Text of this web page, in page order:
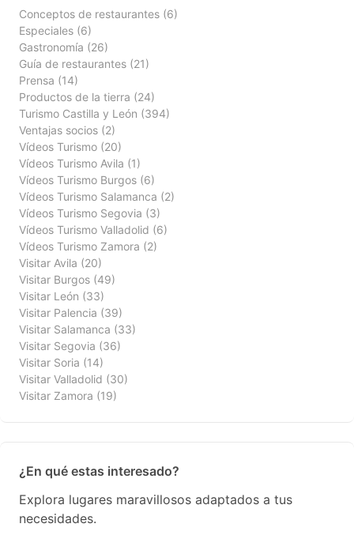
Conceptos de restaurantes (6)
Especiales (6)
Gastronomía (26)
Guía de restaurantes (21)
Prensa (14)
Productos de la tierra (24)
Turismo Castilla y León (394)
Ventajas socios (2)
Vídeos Turismo (20)
Vídeos Turismo Avila (1)
Vídeos Turismo Burgos (6)
Vídeos Turismo Salamanca (2)
Vídeos Turismo Segovia (3)
Vídeos Turismo Valladolid (6)
Vídeos Turismo Zamora (2)
Visitar Avila (20)
Visitar Burgos (49)
Visitar León (33)
Visitar Palencia (39)
Visitar Salamanca (33)
Visitar Segovia (36)
Visitar Soria (14)
Visitar Valladolid (30)
Visitar Zamora (19)
¿En qué estas interesado?
Explora lugares maravillosos adaptados a tus
necesidades.